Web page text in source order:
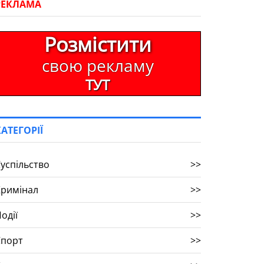
Розмістити
свою рекламу
ТУТ
>>
>>
>>
>>